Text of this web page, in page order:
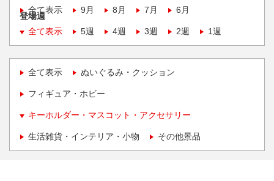
全て表示
9月 8月 7月 6月
登場週
全て表示
5週 4週 3週 2週 1週
全て表示 ぬいぐるみ・クッション
フィギュア・ホビー
キーホルダー・マスコット・アクセサリー
生活雑貨・インテリア・小物 その他景品